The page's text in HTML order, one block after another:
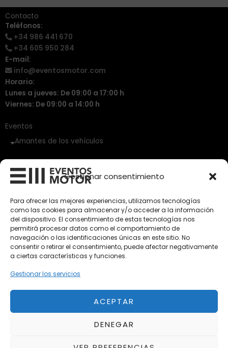
Gestionar consentimiento
Para ofrecer las mejores experiencias, utilizamos tecnologías
como las cookies para almacenar y/o acceder a la información
del dispositivo. El consentimiento de estas tecnologías nos
permitirá procesar datos como el comportamiento de
navegación o las identificaciones únicas en este sitio. No
consentir o retirar el consentimiento, puede afectar negativamente
a ciertas características y funciones.
Gestionar los servicios
ACEPTAR
DENEGAR
e t
Contacto
Teléfonos:
+34 986 441 670
+34 605 950 284
E-mail:
info@eventosmotor.com
Horario:
Lunes a jueves: De 09:00 a 17:00 h
Viernes: De 09:00 a 14:00 h
Eventos
Amantes de los vehículos
Vehículos Nuevos
Vehículos de Ocasión
Próximos
Eclipse by SELECTO
Del 12/08/2026 al 12/08/2026
Exclusive Top Cars 2026
Del 02/10/2026 al 05/10/2026